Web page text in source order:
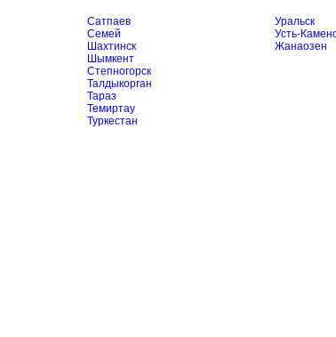
Сатпаев
Семей
Шахтинск
Шымкент
Степногорск
Талдыкорган
Тараз
Темиртау
Туркестан
Уральск
Усть-
Жанаозен